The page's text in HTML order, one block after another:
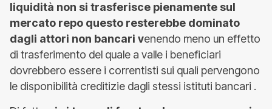
liquidità non si trasferisce pienamente sul
mercato repo questo resterebbe dominato
dagli attori non bancari venendo meno un effetto
di trasferimento del quale a valle i beneficiari
dovrebbero essere i correntisti sui quali pervengono
le disponibilità creditizie dagli stessi istituti bancari .